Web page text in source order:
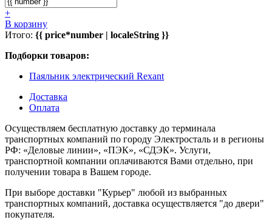
+
В корзину
Итого: {{ price*number | localeString }}
Подборки товаров:
Паяльник электрический Rexant
Доставка
Оплата
Осуществляем бесплатную доставку до терминала
транспортных компаний по городу Электросталь и в регионы
РФ: «Деловые линии», «ПЭК», «СДЭК». Услуги,
транспортной компании оплачиваются Вами отдельно, при
получении товара в Вашем городе.
При выборе доставки "Курьер" любой из выбранных
транспортных компаний, доставка осуществляется "до двери"
покупателя.